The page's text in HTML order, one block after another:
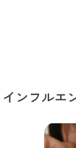
インフルエ